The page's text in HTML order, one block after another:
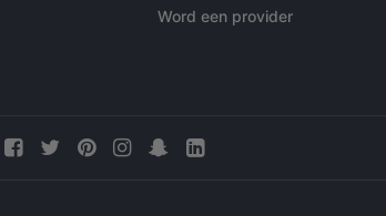
Word een provider